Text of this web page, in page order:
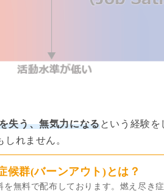
失う、無気力になるという経験を
れません。
候群(バーンアウト)とは？
無料で配布しております。燃え尽き